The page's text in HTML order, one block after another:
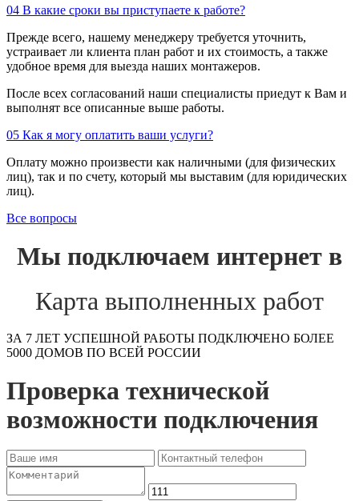
04 В какие сроки вы приступаете к работе?
Прежде всего, нашему менеджеру требуется уточнить,
устраивает ли клиента план работ и их стоимость, а также
удобное время для выезда наших монтажеров.
После всех согласований наши специалисты приедут к Вам и
выполнят все описанные выше работы.
05 Как я могу оплатить ваши услуги?
Оплату можно произвести как наличными (для физических
лиц), так и по счету, который мы выставим (для юридических
лиц).
Все вопросы
Мы подключаем интернет в
Карта выполненных работ
ЗА 7 ЛЕТ УСПЕШНОЙ РАБОТЫ ПОДКЛЮЧЕНО БОЛЕЕ
5000 ДОМОВ ПО ВСЕЙ РОССИИ
Проверка технической
возможности подключения